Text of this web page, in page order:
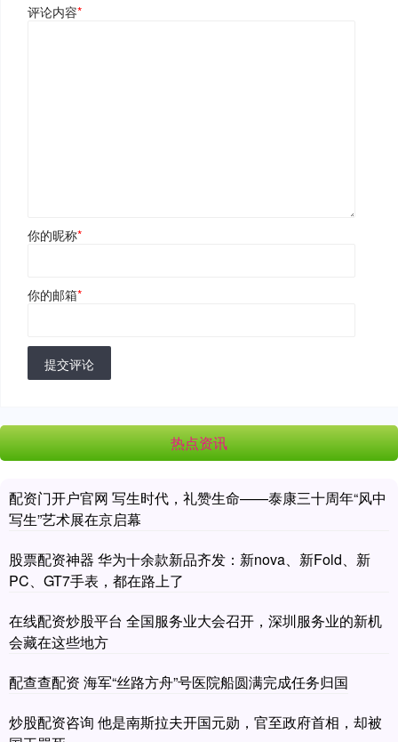
评论内容*
你的昵称*
你的邮箱*
提交评论
热点资讯
配资门开户官网 写生时代，礼赞生命——泰康三十周年“风中
写生”艺术展在京启幕
股票配资神器 华为十余款新品齐发：新nova、新Fold、新
PC、GT7手表，都在路上了
在线配资炒股平台 全国服务业大会召开，深圳服务业的新机
会藏在这些地方
配查查配资 海军“丝路方舟”号医院船圆满完成任务归国
炒股配资咨询 他是南斯拉夫开国元勋，官至政府首相，却被